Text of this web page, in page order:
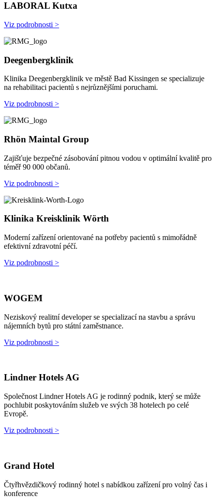
LABORAL Kutxa
Viz podrobnosti >
Deegenbergklinik
Klinika Deegenbergklinik ve městě Bad Kissingen se specializuje
na rehabilitaci pacientů s nejrůznějšími poruchami.
Viz podrobnosti >
Rhön Maintal Group
Zajišťuje bezpečné zásobování pitnou vodou v optimální kvalitě pro
téměř 90 000 občanů.
Viz podrobnosti >
Klinika Kreisklinik Wörth
Moderní zařízení orientované na potřeby pacientů s mimořádně
efektivní zdravotní péčí.
Viz podrobnosti >
WOGEM
Neziskový realitní developer se specializací na stavbu a správu
nájemních bytů pro státní zaměstnance.
Viz podrobnosti >
Lindner Hotels AG
Společnost Lindner Hotels AG je rodinný podnik, který se může
pochlubit poskytováním služeb ve svých 38 hotelech po celé
Evropě.
Viz podrobnosti >
Grand Hotel
Čtyřhvězdičkový rodinný hotel s nabídkou zařízení pro volný čas i
konference